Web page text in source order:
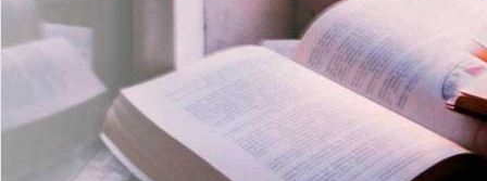
6º AO 9º ANO FUNDAMENTAL
Inglês: Turmas Reduzidas
(Proficiência)